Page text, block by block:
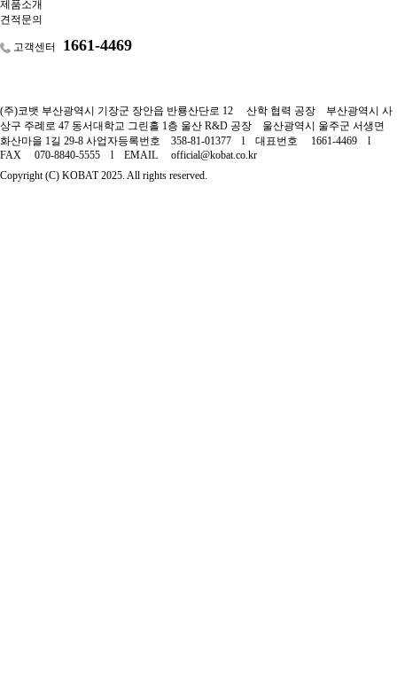
제품소개
견적문의
고객센터 1661-4469
(주)코뱃 부산광역시 기장군 장안읍 반룡산단로 12 산학 협력 공장 부산광역시 사
상구 주례로 47 동서대학교 그린홀 1층 울산 R&D 공장 울산광역시 울주군 서생면
화산마을 1길 29-8 사업자등록번호 358-81-01377 l 대표번호 1661-4469 l
FAX
070-8840-5555 l EMAIL
official@kobat.co.kr
Copyright (C) KOBAT 2025. All rights reserved.